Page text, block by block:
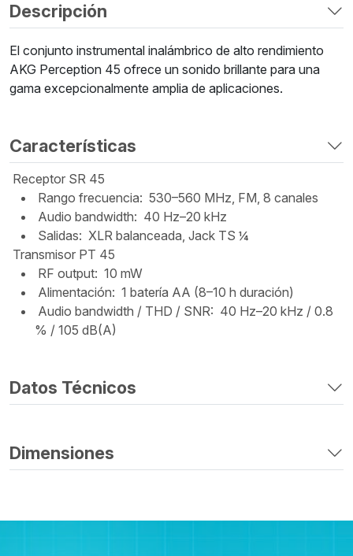
Descripción
El conjunto instrumental inalámbrico de alto rendimiento
AKG Perception 45 ofrece un sonido brillante para una
gama excepcionalmente amplia de aplicaciones.
Características
Receptor SR 45
Rango frecuencia: 530–560 MHz, FM, 8 canales
Audio bandwidth: 40 Hz–20 kHz
Salidas: XLR balanceada, Jack TS ¼
Transmisor PT 45
RF output: 10 mW
Alimentación: 1 batería AA (8–10 h duración)
Audio bandwidth / THD / SNR: 40 Hz–20 kHz / 0.8
% / 105 dB(A)
Datos Técnicos
Dimensiones